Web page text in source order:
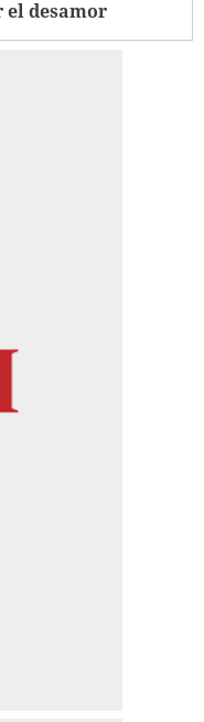
desamor